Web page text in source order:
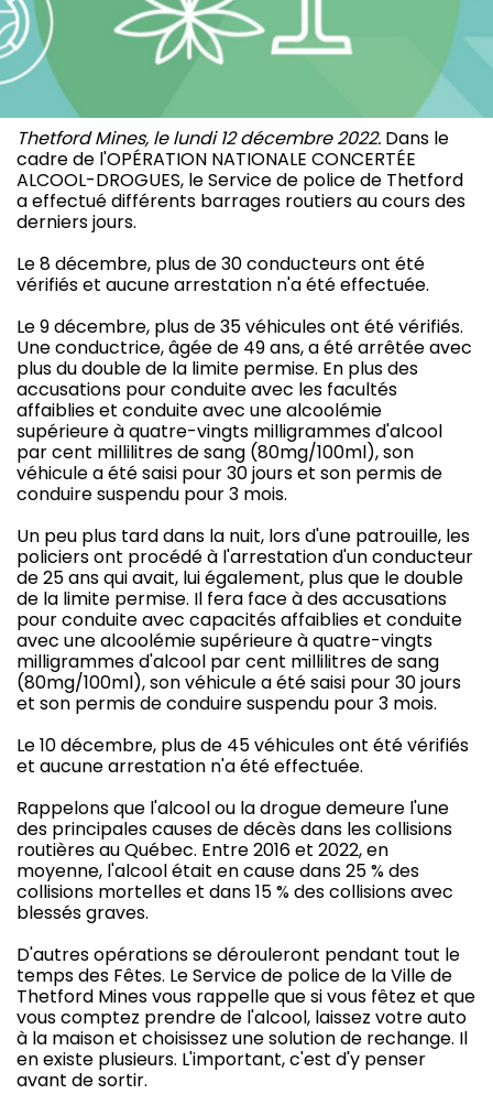
Thetford Mines, le lundi 12 décembre 2022. Dans le
cadre de l'OPÉRATION NATIONALE CONCERTÉE
ALCOOL-DROGUES, le Service de police de Thetford
a effectué différents barrages routiers au cours des
derniers jours.
Le 8 décembre, plus de 30 conducteurs ont été
vérifiés et aucune arrestation n'a été effectuée.
Le 9 décembre, plus de 35 véhicules ont été vérifiés.
Une conductrice, âgée de 49 ans, a été arrêtée avec
plus du double de la limite permise. En plus des
accusations pour conduite avec les facultés
affaiblies et conduite avec une alcoolémie
supérieure à quatre-vingts milligrammes d'alcool
par cent millilitres de sang (80mg/100ml), son
véhicule a été saisi pour 30 jours et son permis de
conduire suspendu pour 3 mois.
Un peu plus tard dans la nuit, lors d'une patrouille, les
policiers ont procédé à l'arrestation d'un conducteur
de 25 ans qui avait, lui également, plus que le double
de la limite permise. Il fera face à des accusations
pour conduite avec capacités affaiblies et conduite
avec une alcoolémie supérieure à quatre-vingts
milligrammes d'alcool par cent millilitres de sang
(80mg/100ml), son véhicule a été saisi pour 30 jours
et son permis de conduire suspendu pour 3 mois.
Le 10 décembre, plus de 45 véhicules ont été vérifiés
et aucune arrestation n'a été effectuée.
Rappelons que l'alcool ou la drogue demeure l'une
des principales causes de décès dans les collisions
routières au Québec. Entre 2016 et 2022, en
moyenne, l'alcool était en cause dans 25 % des
collisions mortelles et dans 15 % des collisions avec
blessés graves.
D'autres opérations se dérouleront pendant tout le
temps des Fêtes. Le Service de police de la Ville de
Thetford Mines vous rappelle que si vous fêtez et que
vous comptez prendre de l'alcool, laissez votre auto
à la maison et choisissez une solution de rechange. Il
en existe plusieurs. L'important, c'est d'y penser
avant de sortir.